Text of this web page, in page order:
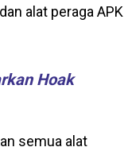
alat peraga APK
Hoak
semua alat